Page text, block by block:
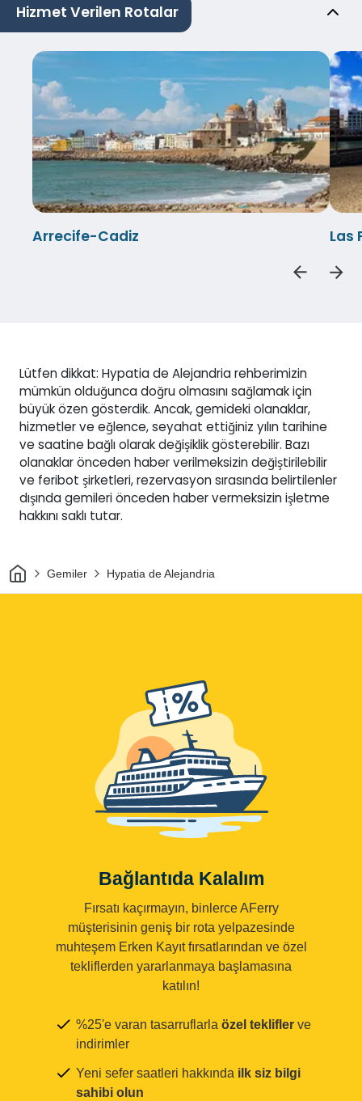
Hizmet Verilen Rotalar
Arrecife-Cadiz Las
Lütfen dikkat: Hypatia de Alejandria rehberimizin
mümkün olduğunca doğru olmasını sağlamak için
büyük özen gösterdik. Ancak, gemideki olanaklar,
hizmetler ve eğlence, seyahat ettiğiniz yılın tarihine
ve saatine bağlı olarak değişiklik gösterebilir. Bazı
olanaklar önceden haber verilmeksizin değiştirilebilir
ve feribot şirketleri, rezervasyon sırasında belirtilenler
dışında gemileri önceden haber vermeksizin işletme
hakkını saklı tutar.
Ev Gemiler Hypatia de Alejandria
Bağlantıda Kalalım
Fırsatı kaçırmayın, binlerce AFerry
müşterisinin geniş bir rota yelpazesinde
muhteşem Erken Kayıt fırsatlarından ve özel
tekliflerden yararlanmaya başlamasına
katılın!
%25'e varan tasarruflarla özel teklifler ve
indirimler
Yeni sefer saatleri hakkında ilk siz bilgi
sahibi olun